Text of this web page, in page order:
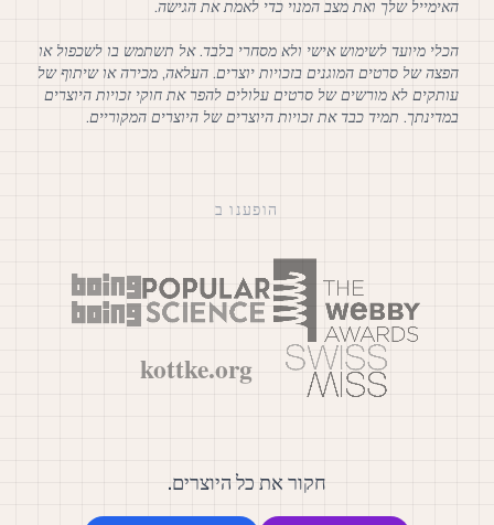
הכלי מיועד לשימוש אישי ולא מסחרי בלבד. אל תשתמש בו לשכפול או
הפצה של סרטים המוגנים בזכויות יוצרים. העלאה, מכירה או שיתוף של
עותקים לא מורשים של סרטים עלולים להפר את חוקי זכויות היוצרים
במדינתך. תמיד כבד את זכויות היוצרים של היוצרים המקוריים.
הופענו ב
חקור את כל היוצרים.